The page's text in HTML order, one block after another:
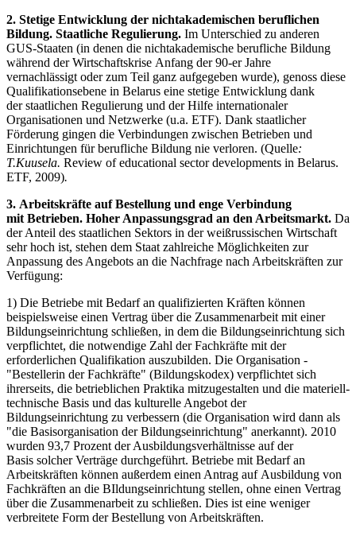
2. Stetige Entwicklung der nichtakademischen beruflichen
Bildung. Staatliche Regulierung. Im Unterschied zu anderen
GUS-Staaten (in denen die nichtakademische berufliche Bildung
während der Wirtschaftskrise Anfang der 90-er Jahre
vernachlässigt oder zum Teil ganz aufgegeben wurde), genoss diese
Qualifikationsebene in Belarus eine stetige Entwicklung dank
der staatlichen Regulierung und der Hilfe internationaler
Organisationen und Netzwerke (u.a. ETF). Dank staatlicher
Förderung gingen die Verbindungen zwischen Betrieben und
Einrichtungen für berufliche Bildung nie verloren. (Quelle:
T.Kuusela. Review of educational sector developments in Belarus.
ETF, 2009).
3. Arbeitskräfte auf Bestellung und enge Verbindung
mit Betrieben. Hoher Anpassungsgrad an den Arbeitsmarkt. Da
der Anteil des staatlichen Sektors in der weißrussischen Wirtschaft
sehr hoch ist, stehen dem Staat zahlreiche Möglichkeiten zur
Anpassung des Angebots an die Nachfrage nach Arbeitskräften zur
Verfügung:
1) Die Betriebe mit Bedarf an qualifizierten Kräften können
beispielsweise einen Vertrag über die Zusammenarbeit mit einer
Bildungseinrichtung schließen, in dem die Bildungseinrichtung sich
verpflichtet, die notwendige Zahl der Fachkräfte mit der
erforderlichen Qualifikation auszubilden. Die Organisation -
"Bestellerin der Fachkräfte" (Bildungskodex) verpflichtet sich
ihrerseits, die betrieblichen Praktika mitzugestalten und die materiell-
technische Basis und das kulturelle Angebot der
Bildungseinrichtung zu verbessern (die Organisation wird dann als
"die Basisorganisation der Bildungseinrichtung" anerkannt). 2010
wurden 93,7 Prozent der Ausbildungsverhältnisse auf der
Basis solcher Verträge durchgeführt. Betriebe mit Bedarf an
Arbeitskräften können außerdem einen Antrag auf Ausbildung von
Fachkräften an die BIldungseinrichtung stellen, ohne einen Vertrag
über die Zusammenarbeit zu schließen. Dies ist eine weniger
verbreitete Form der Bestellung von Arbeitskräften.